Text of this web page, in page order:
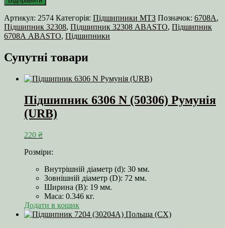
Артикул: 2574 Категорія: Підшипники МТЗ Позначок: 6708А,
Підшипник 32308, Підшипник 32308 ABASTO, Підшипник
6708А ABASTO, Підшипники
Супутні товари
Підшипник 6306 N (50306) Румунія
(URB)
220 ₴
Розміри:
Внутрішній діаметр (d): 30 мм.
Зовнішній діаметр (D): 72 мм.
Ширина (B): 19 мм.
Маса: 0.346 кг.
Додати в кошик